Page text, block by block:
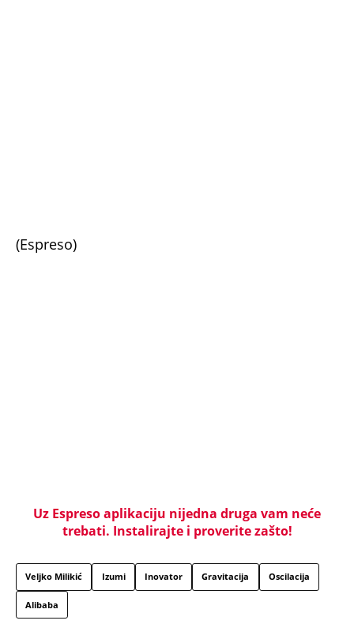
(Espreso)
Uz Espreso aplikaciju nijedna druga vam neće
trebati. Instalirajte i proverite zašto!
Veljko Milikić Izumi Inovator Gravitacija Oscilacija
Alibaba